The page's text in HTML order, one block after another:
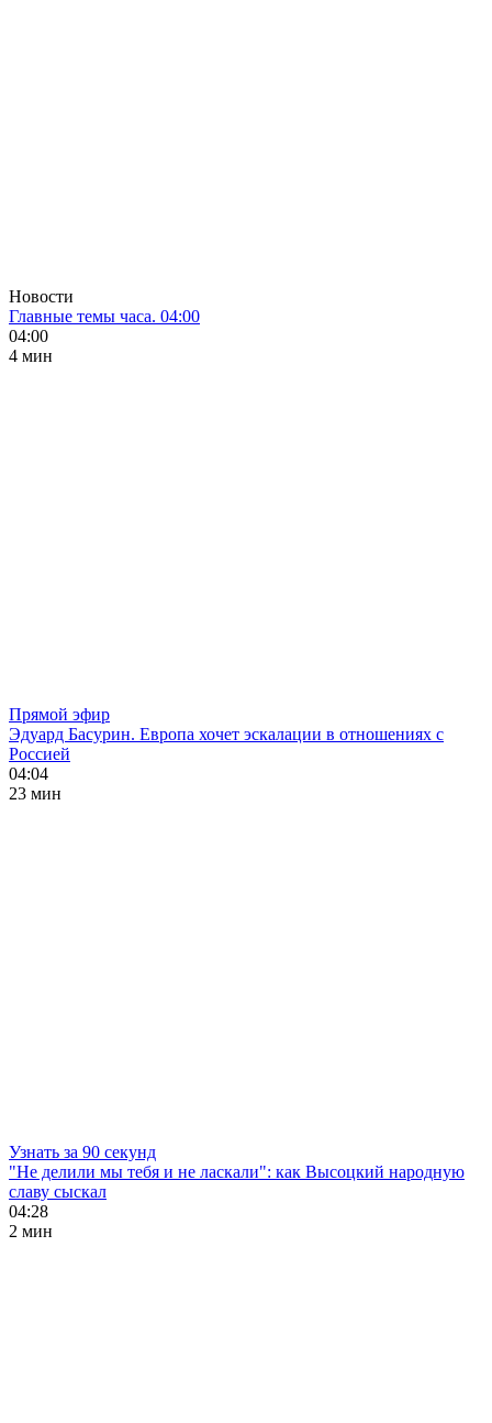
Новости
Главные темы часа. 04:00
04:00
4 мин
Прямой эфир
Эдуард Басурин. Европа хочет эскалации в отношениях с
Россией
04:04
23 мин
Узнать за 90 секунд
"Не делили мы тебя и не ласкали": как Высоцкий народную
славу сыскал
04:28
2 мин